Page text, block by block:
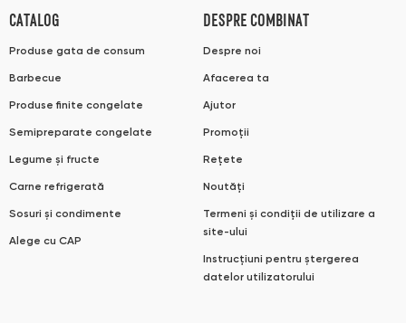
CATALOG
Produse gata de consum
Barbecue
Produse finite congelate
Semipreparate congelate
Legume și fructe
Carne refrigerată
Sosuri și condimente
Alege cu CAP
DESPRE COMBINAT
Despre noi
Afacerea ta
Ajutor
Promoții
Rețete
Noutăți
Termeni și condiții de utilizare a
site-ului
Instrucțiuni pentru ștergerea
datelor utilizatorului